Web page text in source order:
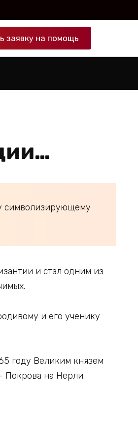
заявку на помощь
символизирующему
и стал одним из
и его ученику
году Великим князем
Покрова на Нерли.